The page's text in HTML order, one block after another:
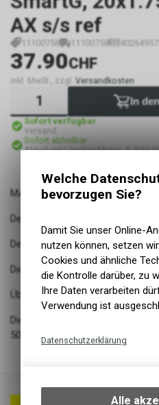
AX s/s ref
11100758 11100758
37.90CHF
inkl. MwSt., zzgl. Versandkosten
In
Sofort verfügbar
Versand
Sofort abholbar
Abholung Lüscher Motor- & Bike
MARATHON PLUS
Der Unplattbar-Reifen
Der pannensicherste
Die patentierte 5 mm starke
Überragender Pannenschutz
Die wichtigsten Grössen des
50 km/h getestet und zugelassen
Welche
bevorzugen Sie?
Damit Sie unser Online-
nutzen können, setzen
Cookies und ähnliche
die Kontrolle darüber, zu
Ihre Daten verarbeiten
Verwendung ist
Datenschutzerklärung
Alle